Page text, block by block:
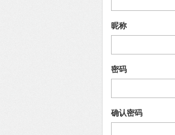
昵称
密码
确认密码